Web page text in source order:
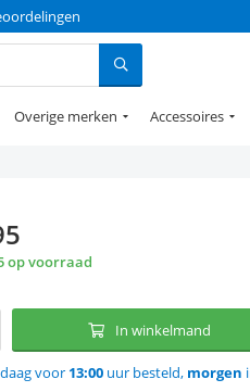
Overige merken Accessoires
op voorraad
In winkelmand
voor 13:00 uur besteld, morgen